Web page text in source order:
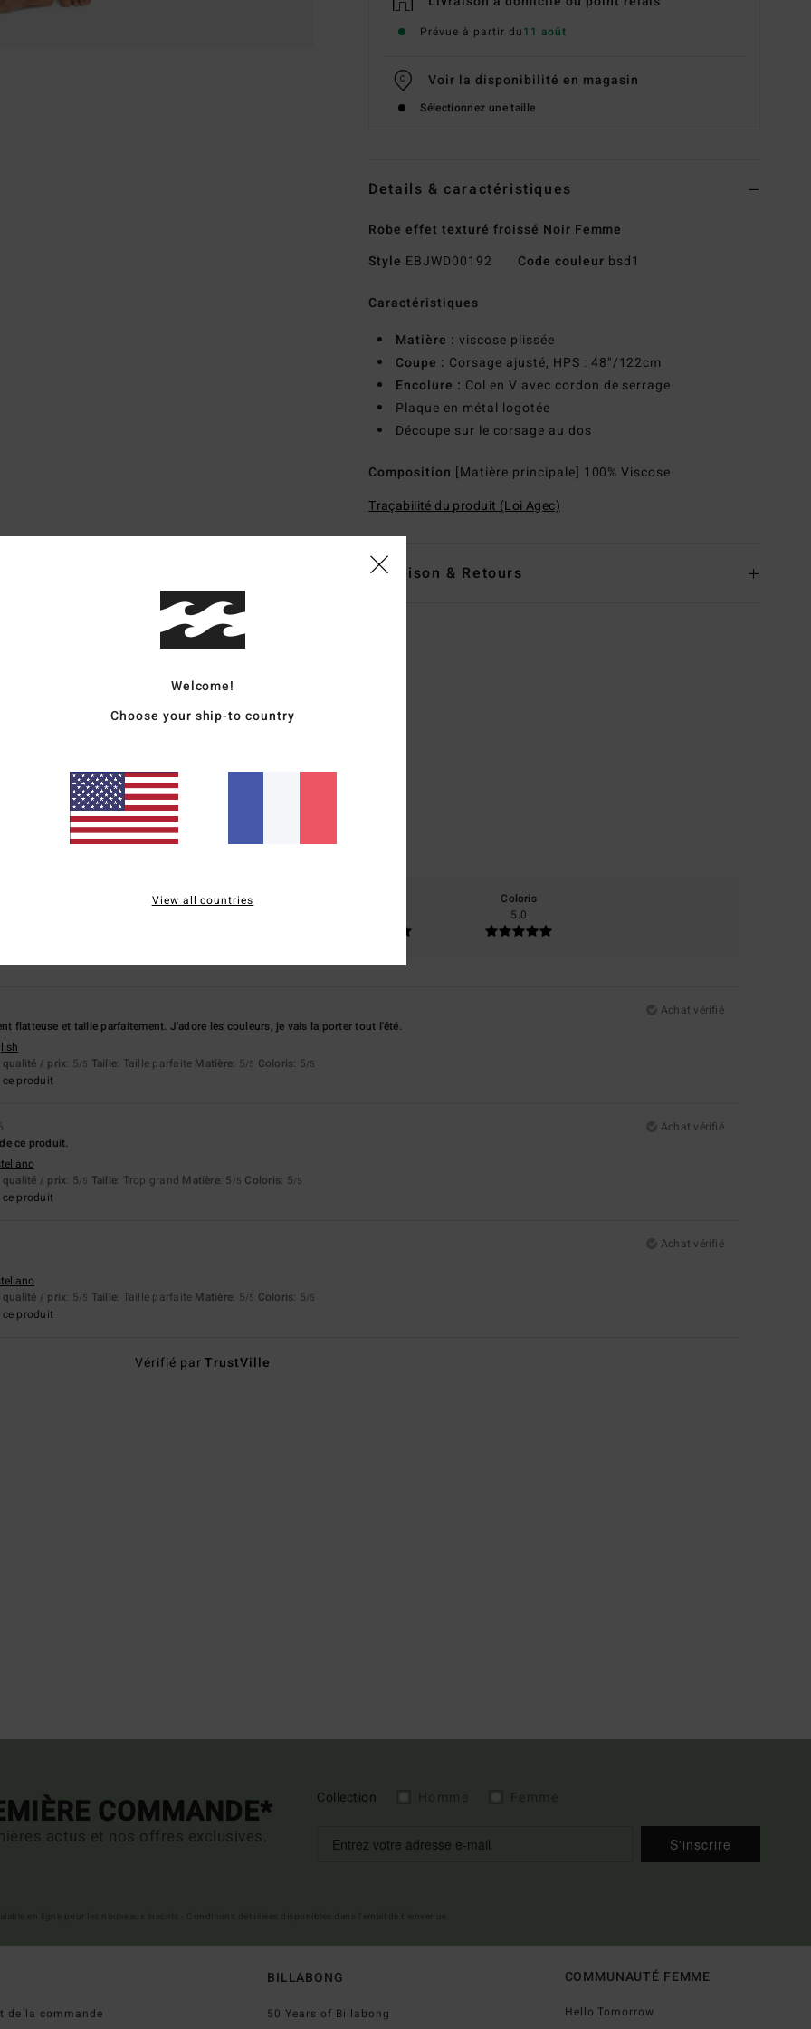
Prévue à partir du11 août
Voir la disponibilité en magasin
Sélectionnez une taille
Details & caractéristiques
Robe effet texturé froissé Noir Femme
Style EBJWD00192 Code couleur bsd1
Caractéristiques
Matière : viscose plissée
Coupe : Corsage ajusté, HPS : 48"/122cm
Encolure : Col en V avec cordon de serrage
Plaque en métal logotée
Découpe sur le corsage au dos
Composition [Matière principale] 100% Viscose
Traçabilité du produit (Loi Agec)
Livraison & Retours
Note moyenne
5.0 /5
basé sur3 avis vérifiés
qualité / prix
Taille
Coloris
5.0
Achat vérifié
flatteuse et taille parfaitement. J'adore les couleurs, je vais la porter tout l'été.
qualité / prix: 5/5 Taille: Taille parfaite Matière: 5/5 Coloris: 5/5
produit
Achat vérifié
ce produit.
qualité / prix: 5/5 Taille: Trop grand Matière: 5 /5 Coloris: 5/5
produit
Achat vérifié
qualité / prix: 5/5 Taille: Taille parfaite Matière: 5/5 Coloris: 5/5
produit
Vérifié parTrustVille
COMMANDE*
actus et nos offres exclusives.
Collection
S'inscrire
de la commande
BILLABONG
50 Years of Billabong
COMMUNAUTÉ FEMME
Hello Tomorrow
Welcome!
Choose your ship-to country
View all countries